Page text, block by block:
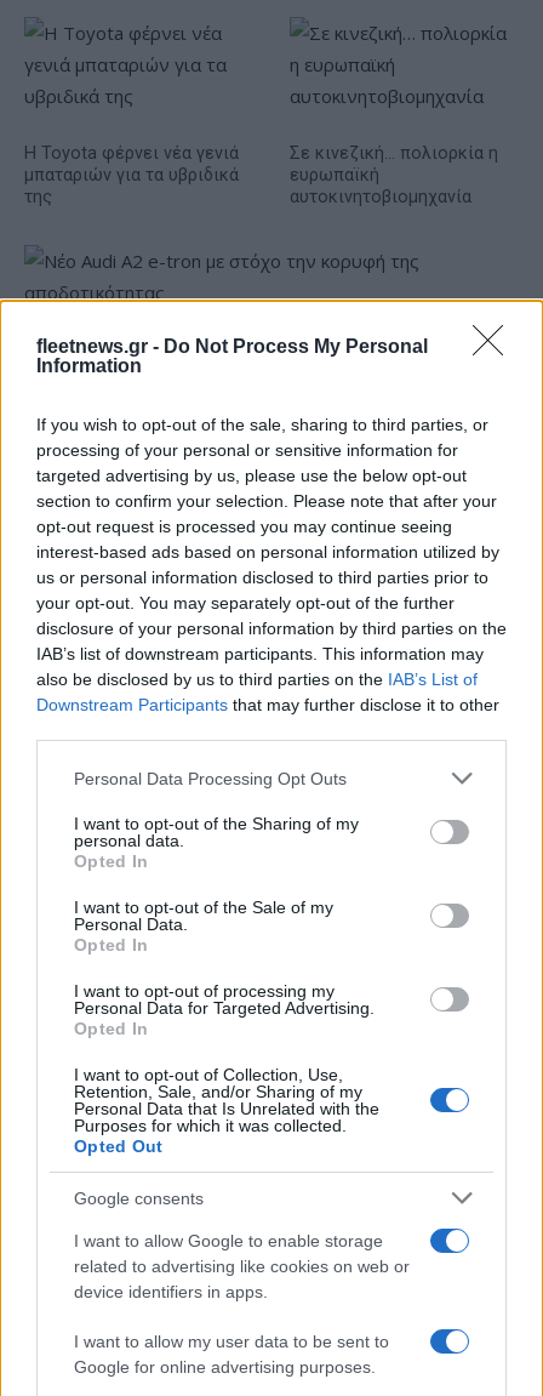
fleetnews.gr - Do Not Process My Personal
Information
If you wish to opt-out of the sale, sharing to third parties, or
processing of your personal or sensitive information for
targeted advertising by us, please use the below opt-out
section to confirm your selection. Please note that after your
opt-out request is processed you may continue seeing
interest-based ads based on personal information utilized by
us or personal information disclosed to third parties prior to
your opt-out. You may separately opt-out of the further
disclosure of your personal information by third parties on the
IAB’s list of downstream participants. This information may
also be disclosed by us to third parties on the IAB’s List of
Downstream Participants that may further disclose it to other
Please note that this website/app uses one or more Google
not limited to your visit or usage behaviour. You may click to
grant or deny consent to Google and its third-party tags to
use your data for below specified purposes in below Google
consent section.
Personal Data Processing Opt Outs
I want to opt-out of the Sharing of my
personal data.
Opted In
I want to opt-out of the Sale of my
Personal Data.
Opted In
I want to opt-out of processing my
Personal Data for Targeted Advertising.
Opted In
I want to opt-out of Collection, Use,
Retention, Sale, and/or Sharing of my
Personal Data that Is Unrelated with the
Purposes for which it was collected.
Opted Out
Google consents
I want to allow Google to enable storage
related to advertising like cookies on web or
device identifiers in apps.
I want to allow my user data to be sent to
Google for online advertising purposes.
Η Toyota φέρνει νέα γενιά
μπαταριών για τα υβριδικά
της
Σε κινεζική… πολιορκία η
ευρωπαϊκή
αυτοκινητοβιομηχανία
Νέο Audi A2 e-tron με στόχο την κορυφή της
αποδοτικότητας
Ευρωπαϊκό Κορασίδων:
Άνετη νίκη της Ελλάδας
στην πρεμιέρα, 78-36 την
Ιρλανδία
Γιαννακόπουλος: «Όταν σου
ρίχνουν μια πέτρα, τους
καταστρέφεις» (vid)
ευρώ σε 843 μέσα
ενημέρωσης- Ξεκίνησε το
πενταετές πρόγραμμα
ενίσχυσης του Τύπου
Metlen: Ρεκόρ EBITDA στο
ευρώ – Καθαρά κέρδη 313
εκατ. ευρώ
Η Chery επενδύει 75 εκατ. δολάρια στην KG Mobility